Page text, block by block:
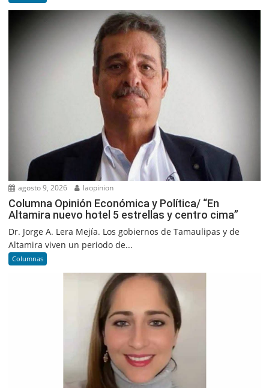
agosto 9, 2026 laopinion
Columna Opinión Económica y Política/ “En
Altamira nuevo hotel 5 estrellas y centro cima”
Dr. Jorge A. Lera Mejía. Los gobiernos de Tamaulipas y de
Altamira viven un periodo de...
Columnas